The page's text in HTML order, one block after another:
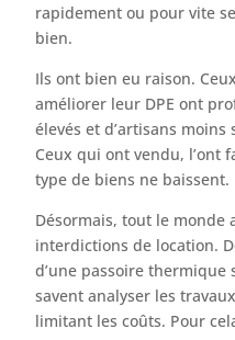
rapidement ou pour vite
bien.
Ils ont bien eu raison.
améliorer leur DPE ont
élevés et d’artisans
Ceux qui ont vendu, l’ont
type de biens ne baissent.
Désormais, tout le monde
interdictions de location.
d’une passoire
savent analyser les
limitant les coûts. Pour